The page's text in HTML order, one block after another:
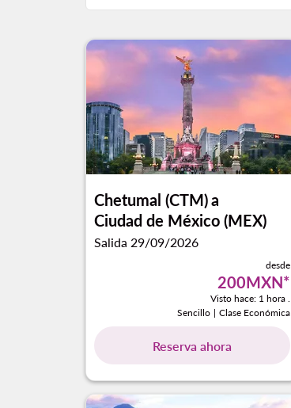
Chetumal (CTM)a
Ciudad de México (MEX)
Salida 29/09/2026
desde
200MXN*
Visto hace: 1 hora .
Sencillo | Clase Económica
Reserva ahora